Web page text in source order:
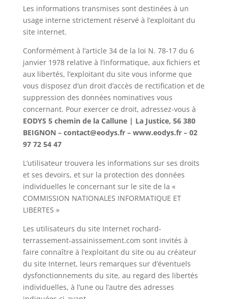
Les informations transmises sont destinées à un
usage interne strictement réservé à l’exploitant du
site internet.
Conformément à l’article 34 de la loi N. 78-17 du 6
janvier 1978 relative à l’informatique, aux fichiers et
aux libertés, l’exploitant du site vous informe que
vous disposez d’un droit d’accès de rectification et de
suppression des données nominatives vous
concernant. Pour exercer ce droit, adressez-vous à
EODYS 5 chemin de la Callune | La Justice, 56 380
BEIGNON – contact@eodys.fr – www.eodys.fr – 02
97 72 54 47
L’utilisateur trouvera les informations sur ses droits
et ses devoirs, et sur la protection des données
individuelles le concernant sur le site de la «
COMMISSION NATIONALES INFORMATIQUE ET
LIBERTES »
Les utilisateurs du site Internet rochard-
terrassement-assainissement.com sont invités à
faire connaître à l’exploitant du site ou au créateur
du site Internet, leurs remarques sur d’éventuels
dysfonctionnements du site, au regard des libertés
individuelles, à l’une ou l’autre des adresses